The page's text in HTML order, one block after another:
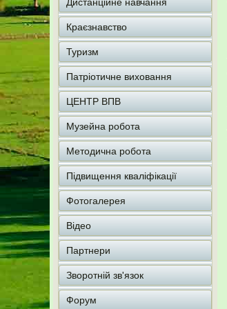
Краєзнавство
Туризм
Патріотичне виховання
ЦЕНТР ВПВ
Музейна робота
Методична робота
Підвищення кваліфікації
Фотогалерея
Відео
Партнери
Зворотній зв'язок
Форум